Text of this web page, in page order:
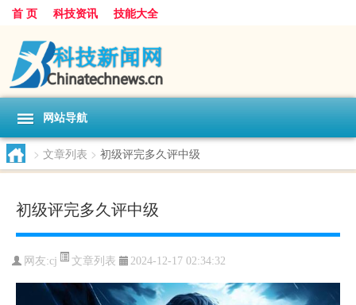
首 页 科技资讯 技能大全
网站导航
> 文章列表 > 初级评完多久评中级
初级评完多久评中级
网友:cj 文章列表 2024-12-17 02:34:32